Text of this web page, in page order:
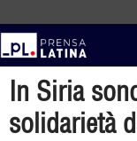
In Siria
solidarietà